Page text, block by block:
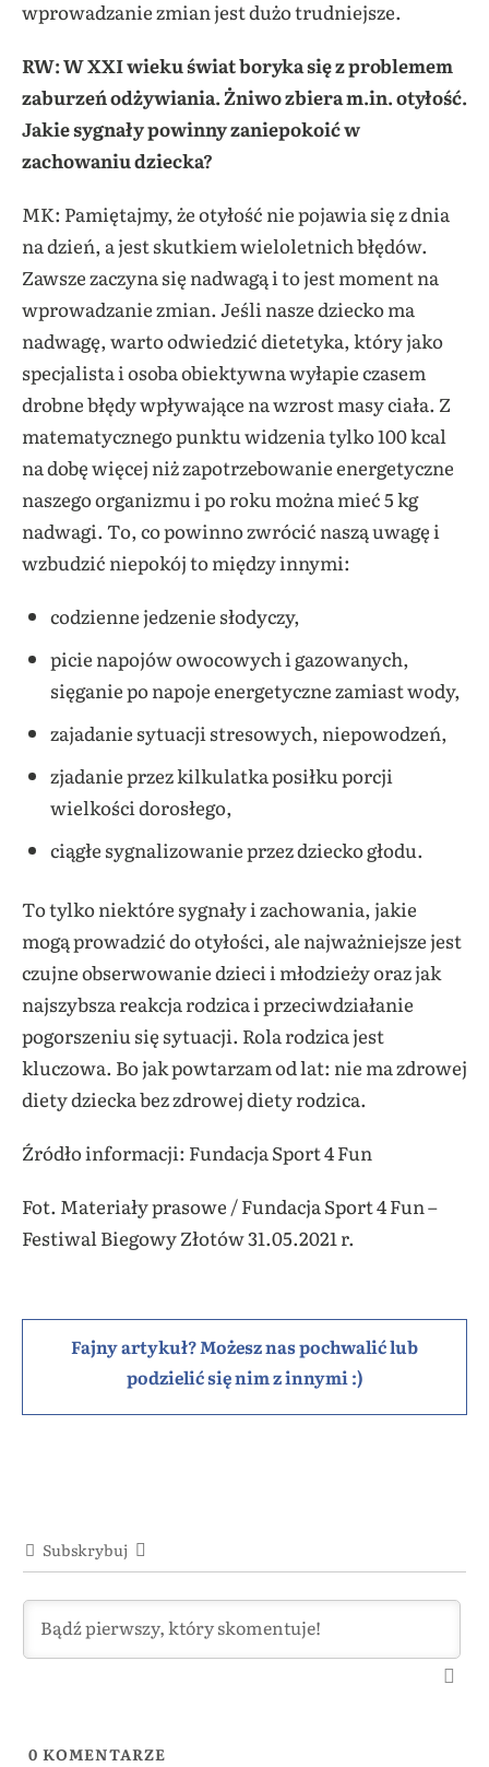
wprowadzanie zmian jest dużo trudniejsze.
RW: W XXI wieku świat boryka się z problemem
zaburzeń odżywiania. Żniwo zbiera m.in. otyłość.
Jakie sygnały powinny zaniepokoić w
zachowaniu dziecka?
MK: Pamiętajmy, że otyłość nie pojawia się z dnia
na dzień, a jest skutkiem wieloletnich błędów.
Zawsze zaczyna się nadwagą i to jest moment na
wprowadzanie zmian. Jeśli nasze dziecko ma
nadwagę, warto odwiedzić dietetyka, który jako
specjalista i osoba obiektywna wyłapie czasem
drobne błędy wpływające na wzrost masy ciała. Z
matematycznego punktu widzenia tylko 100 kcal
na dobę więcej niż zapotrzebowanie energetyczne
naszego organizmu i po roku można mieć 5 kg
nadwagi. To, co powinno zwrócić naszą uwagę i
wzbudzić niepokój to między innymi:
codzienne jedzenie słodyczy,
picie napojów owocowych i gazowanych,
sięganie po napoje energetyczne zamiast wody,
zajadanie sytuacji stresowych, niepowodzeń,
zjadanie przez kilkulatka posiłku porcji
wielkości dorosłego,
ciągłe sygnalizowanie przez dziecko głodu.
To tylko niektóre sygnały i zachowania, jakie
mogą prowadzić do otyłości, ale najważniejsze jest
czujne obserwowanie dzieci i młodzieży oraz jak
najszybsza reakcja rodzica i przeciwdziałanie
pogorszeniu się sytuacji. Rola rodzica jest
kluczowa. Bo jak powtarzam od lat: nie ma zdrowej
diety dziecka bez zdrowej diety rodzica.
Źródło informacji: Fundacja Sport 4 Fun
Fot. Materiały prasowe / Fundacja Sport 4 Fun –
Festiwal Biegowy Złotów 31.05.2021 r.
Fajny artykuł? Możesz nas pochwalić lub
podzielić się nim z innymi :)
Subskrybuj
0 KOMENTARZE